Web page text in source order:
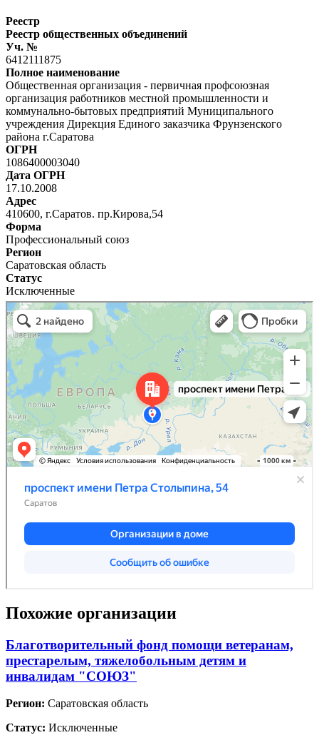
Реестр
Реестр общественных объединений
Уч. №
6412111875
Полное наименование
Общественная организация - первичная профсоюзная
организация работников местной промышленности и
коммунально-бытовых предприятий Муниципального
учреждения Дирекция Единого заказчика Фрунзенского
района г.Саратова
ОГРН
1086400003040
Дата ОГРН
17.10.2008
Адрес
410600, г.Саратов. пр.Кирова,54
Форма
Профессиональный союз
Регион
Саратовская область
Статус
Исключенные
Похожие организации
Благотворительный фонд помощи ветеранам,
престарелым, тяжелобольным детям и
инвалидам "СОЮЗ"
Регион: Саратовская область
Статус: Исключенные